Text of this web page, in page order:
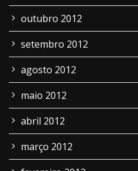
outubro 2012
setembro 2012
agosto 2012
maio 2012
abril 2012
março 2012